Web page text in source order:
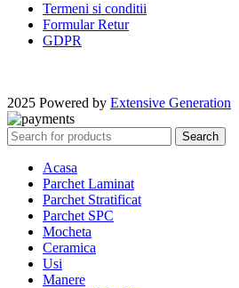
Termeni si conditii
Formular Retur
GDPR
2025 Powered by Extensive Generation
Search
Acasa
Parchet Laminat
Parchet Stratificat
Parchet SPC
Mocheta
Ceramica
Usi
Manere